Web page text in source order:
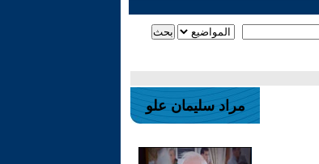
مراد سليمان علو